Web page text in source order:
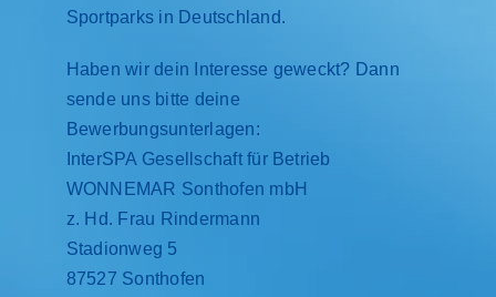
Sportparks in Deutschland.
Haben wir dein Interesse geweckt? Dann
sende uns bitte deine
Bewerbungsunterlagen:
InterSPA Gesellschaft für Betrieb
WONNEMAR Sonthofen mbH
z. Hd. Frau Rindermann
Stadionweg 5
87527 Sonthofen